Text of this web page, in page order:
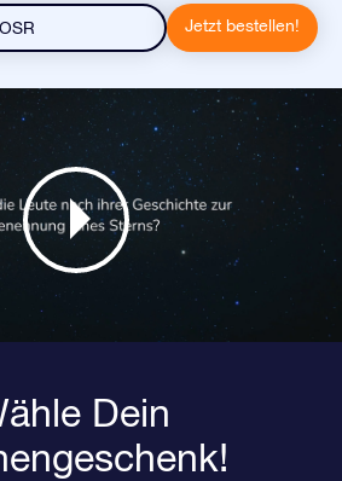
Jetzt bestellen!
Dein